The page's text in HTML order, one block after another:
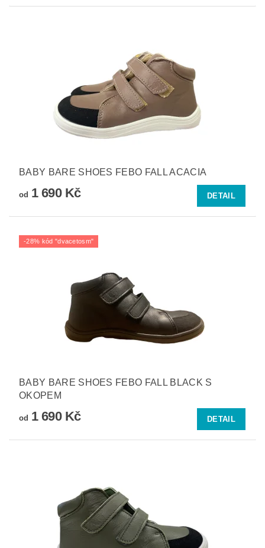
BABY BARE SHOES FEBO FALL ACACIA
od 1 690 Kč DETAIL
-28% kód "dvacetosm"
BABY BARE SHOES FEBO FALL BLACK S
OKOPEM
od 1 690 Kč DETAIL